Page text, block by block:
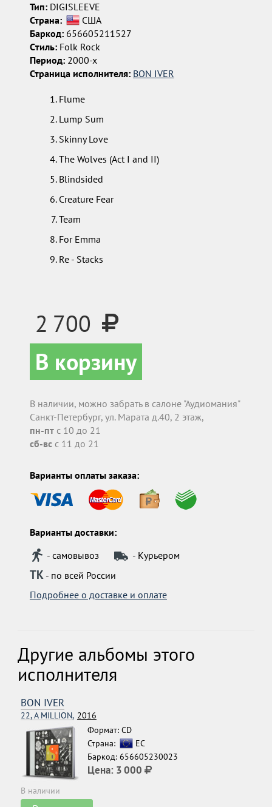
Тип:DIGISLEEVE
Страна:
США
Баркод:656605211527
Cтиль:Folk Rock
Период:2000-х
Страница исполнителя: BON IVER
Flume
Lump Sum
Skinny Love
The Wolves (Act I and II)
Blindsided
Creature Fear
Team
For Emma
Re - Stacks
2 700
В корзину
В наличии, можно забрать в салоне "Аудиомания"
Санкт-Петербург, ул. Марата д.40, 2 этаж,
пн-птс 10 до 21
сб-всс 11 до 21
Варианты оплаты заказа:
Варианты доставки:
- самовывоз
- Курьером
ТК- по всей России
Подробнее о доставке и оплате
Другие альбомы этого
исполнителя
BON IVER
22, A MILLION, 2016
Формат: CD
Страна:
ЕС
Баркод: 656605230023
Цена: 3 000
В наличии